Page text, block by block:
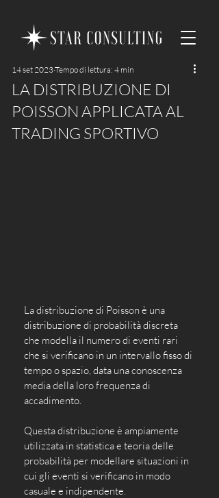
LA DISTRIBUZIONE DI
POISSON APPLICATA AL
TRADING SPORTIVO
14 set 2023Tempo di lettura: 4 min
La distribuzione di Poisson è una
distribuzione di probabilità discreta
che modella il numero di eventi rari
che si verificano in un intervallo fisso di
tempo o spazio, data una conoscenza
media della loro frequenza di
accadimento.
Questa distribuzione è ampiamente
utilizzata in statistica e teoria delle
probabilità per modellare situazioni in
cui gli eventi si verificano in modo
casuale e indipendente.